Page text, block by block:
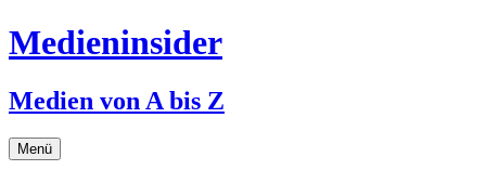
Medieninsider
Medien von A bis Z
Menü Zum
Inhalt